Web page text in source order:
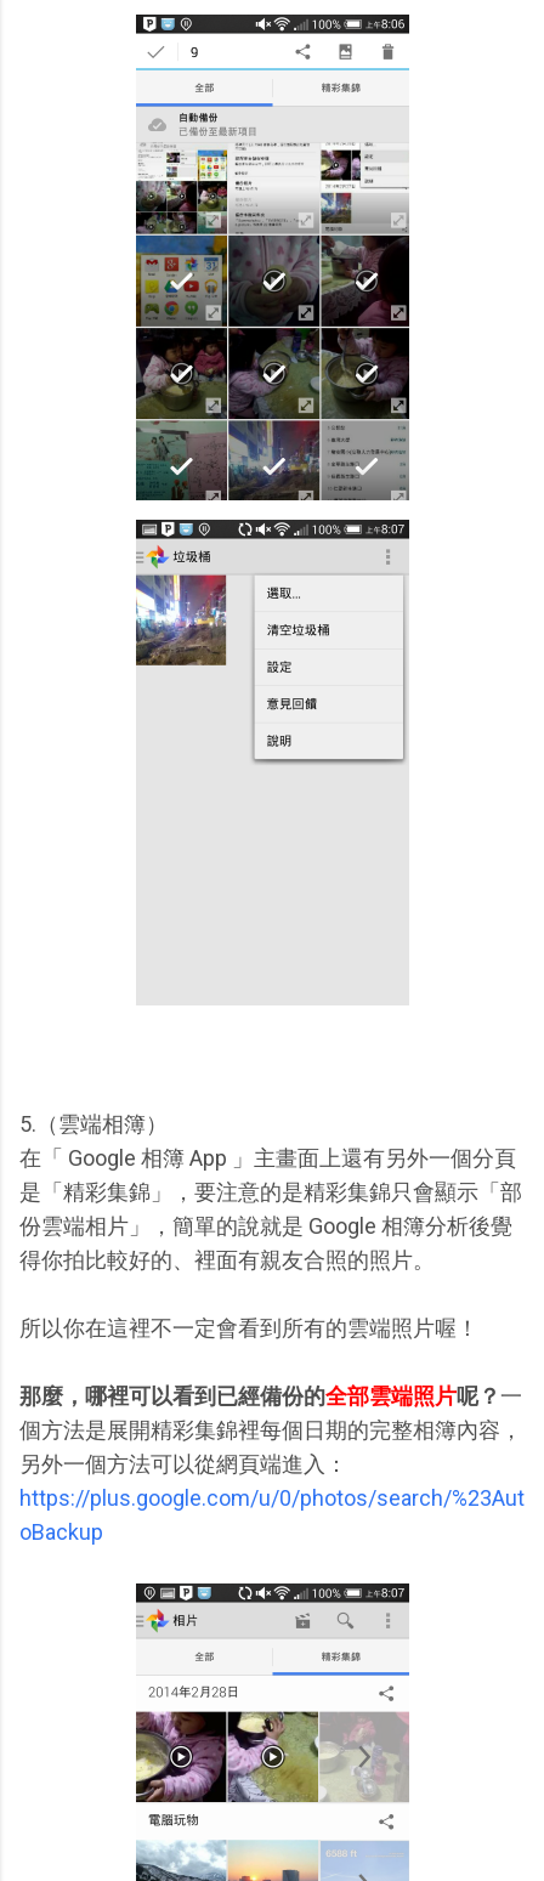
5.（雲端相簿）
在「 Google 相簿 App 」主畫面上還有另外一個分頁
是「精彩集錦」，要注意的是精彩集錦只會顯示「部
份雲端相片」，簡單的說就是 Google 相簿分析後覺
得你拍比較好的、裡面有親友合照的照片。
所以你在這裡不一定會看到所有的雲端照片喔！
那麼，哪裡可以看到已經備份的全部雲端照片呢？一
個方法是展開精彩集錦裡每個日期的完整相簿內容，
另外一個方法可以從網頁端進入：
https://plus.google.com/u/0/photos/search/%23Aut
oBackup